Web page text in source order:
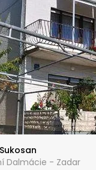
Dalmácie - Zadar